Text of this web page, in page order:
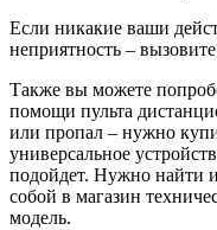
Если никакие ваши
неприятность –
Также вы можете
помощи пульта
или пропал – нужно
универсальное
подойдет. Нужно найти
собой в магазин
модель.